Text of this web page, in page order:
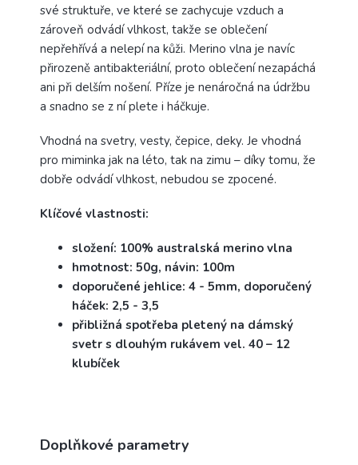
své struktuře, ve které se zachycuje vzduch a
zároveň odvádí vlhkost, takže se oblečení
nepřehřívá a nelepí na kůži. Merino vlna je navíc
přirozeně antibakteriální, proto oblečení nezapáchá
ani při delším nošení. Příze je nenáročná na údržbu
a snadno se z ní plete i háčkuje.
Vhodná na svetry, vesty, čepice, deky. Je vhodná
pro miminka jak na léto, tak na zimu – díky tomu, že
dobře odvádí vlhkost, nebudou se zpocené.
Klíčové vlastnosti:
složení: 100% australská merino vlna
hmotnost: 50g, návin: 100m
doporučené jehlice: 4 - 5mm, doporučený
háček: 2,5 - 3,5
přibližná spotřeba pletený na dámský
svetr s dlouhým rukávem vel. 40 – 12
klubíček
Doplňkové parametry